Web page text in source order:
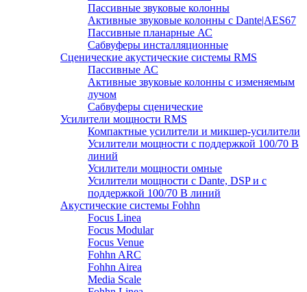
Пассивные звуковые колонны
Активные звуковые колонны с Dante|AES67
Пассивные планарные АС
Сабвуферы инсталляционные
Сценические акустические системы RMS
Пассивные АС
Активные звуковые колонны с изменяемым
лучом
Сабвуферы сценические
Усилители мощности RMS
Компактные усилители и микшер-усилители
Усилители мощности с поддержкой 100/70 В
линий
Усилители мощности омные
Усилители мощности с Dante, DSP и с
поддержкой 100/70 В линий
Акустические системы Fohhn
Focus Linea
Focus Modular
Focus Venue
Fohhn ARC
Fohhn Airea
Media Scale